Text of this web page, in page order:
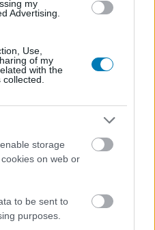
my
Advertising.
Use,
of my
with the
storage
on web or
to be sent to
purposes.
igazából tavaly pörgött
az InnerSloth játékát a
. A csapat azóta
ami egy
és összedolgoznunk
imposztor, és a feladata